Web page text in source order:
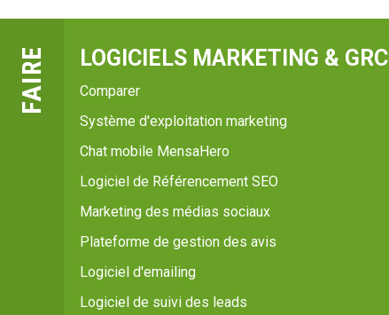
FAIRE LOGICIELS MARKETING & GRC
Comparer
Système d'exploitation marketing
Chat mobile MensaHero
Logiciel de Référencement SEO
Marketing des médias sociaux
Plateforme de gestion des avis
Logiciel d'emailing
Logiciel de suivi des leads